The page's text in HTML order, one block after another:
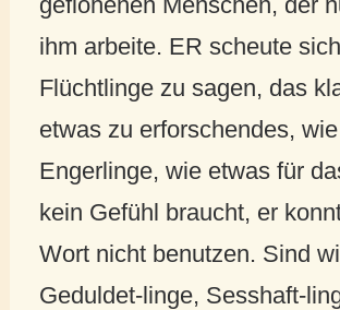
ihm arbeite. ER scheute sich
Flüchtlinge zu sagen, das
etwas zu erforschendes, wie
Engerlinge, wie etwas für
kein Gefühl braucht, er
Wort nicht benutzen. Sind
Geduldet-linge, Sesshaft-